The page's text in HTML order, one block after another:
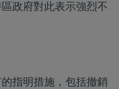
政府對此表示強烈不
指明措施，包括撤銷